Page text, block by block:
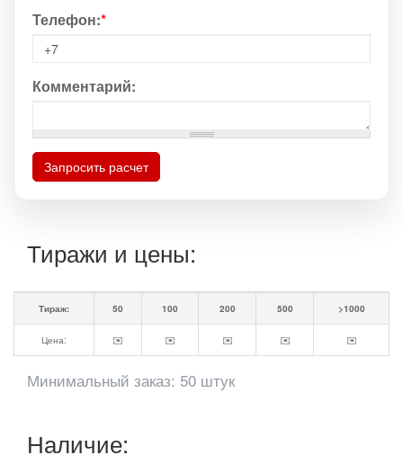
Телефон:*
Комментарий:
Запросить расчет
Тиражи и цены:
Тираж: 50 100 200 500 >1000
Цена: ✉️ ✉️ ✉️ ✉️ ✉️
Минимальный заказ: 50 штук
Наличие: